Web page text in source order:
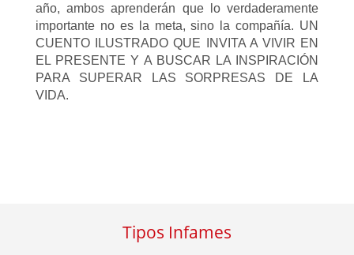
año, ambos aprenderán que lo verdaderamente
importante no es la meta, sino la compañía. UN
CUENTO ILUSTRADO QUE INVITA A VIVIR EN
EL PRESENTE Y A BUSCAR LA INSPIRACIÓN
PARA SUPERAR LAS SORPRESAS DE LA
VIDA.
Tipos Infames